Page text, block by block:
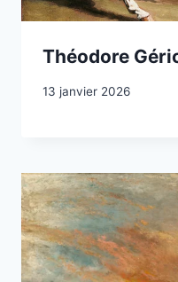
Théodore
13 janvier 2026